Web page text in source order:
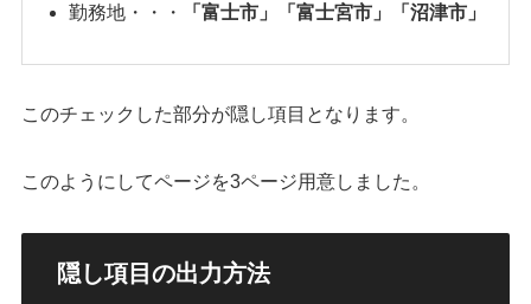
勤務地・・・
「富士市」 「富士宮市」 「沼津市」
このチェックした部分が隠し項目となります。
このようにしてページを3ページ用意しました。
隠し項目の出力方法